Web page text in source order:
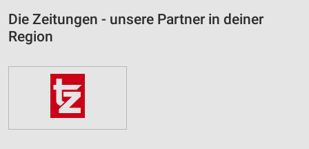
Die Zeitungen - unsere Partner in deiner
Region